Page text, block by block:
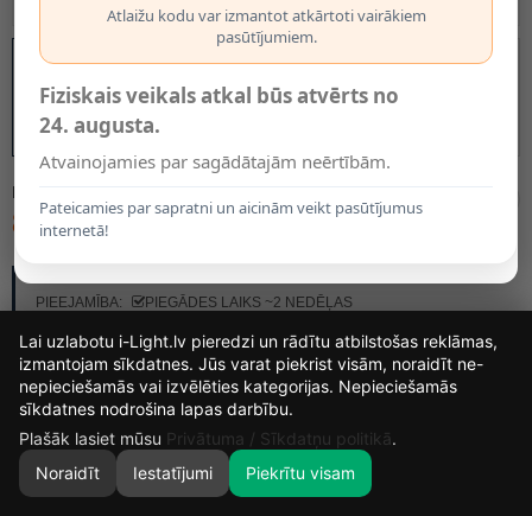
0
MODELIS:
82.50€
PIEEJAMĪBA:
PIEGĀDES LAIKS ~2 NEDĒĻAS
Atlaižu kodu var izmantot atkārtoti vairākiem
pasūtījumiem.
Fiziskais veikals atkal būs atvērts no
24. augusta.
Atvainojamies par sagādātajām neērtībām.
Pateicamies par sapratni un aicinām veikt pasūtījumus
internetā!
12
DIENAS
14
STUNDAS
59
MIN.
51
Lai uzlabotu i-Light.lv pieredzi un rādītu atbilstošas reklāmas,
izmantojam sīkdatnes. Jūs varat piekrist visām, noraidīt ne-
nepieciešamās vai izvēlēties kategorijas. Nepieciešamās
sīkdatnes nodrošina lapas darbību.
Plašāk lasiet mūsu Privātuma / Sīkdatņu politikā.
Noraidīt
Iestatījumi Piekrītu visam